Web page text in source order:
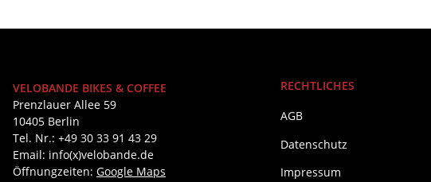
VELOBANDE BIKES & COFFEE
Prenzlauer Allee 59
10405 Berlin
Tel. Nr.: +49 30 33 91 43 29
Email: info(x)velobande.de
Öffnungzeiten: Google Maps
RECHTLICHES
AGB
Datenschutz
Impressum